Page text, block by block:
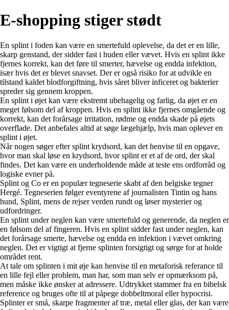
E-shopping stiger stødt
En splint i foden kan være en smertefuld oplevelse, da det er en lille,
skarp genstand, der sidder fast i huden eller vævet. Hvis en splint ikke
fjernes korrekt, kan det føre til smerter, hævelse og endda infektion,
især hvis det er blevet snavset. Der er også risiko for at udvikle en
tilstand kaldet blodforgiftning, hvis såret bliver inficeret og bakterier
spreder sig gennem kroppen.
En splint i øjet kan være ekstremt ubehagelig og farlig, da øjet er en
meget følsom del af kroppen. Hvis en splint ikke fjernes omgående og
korrekt, kan det forårsage irritation, rødme og endda skade på øjets
overflade. Det anbefales altid at søge lægehjælp, hvis man oplever en
splint i øjet.
Når nogen søger efter splint krydsord, kan det henvise til en opgave,
hvor man skal løse en krydsord, hvor splint er et af de ord, der skal
findes. Det kan være en underholdende måde at teste ens ordforråd og
logiske evner på.
Splint og Co er en populær tegneserie skabt af den belgiske tegner
Hergé. Tegneserien følger eventyrene af journalisten Tintin og hans
hund, Splint, mens de rejser verden rundt og løser mysterier og
udfordringer.
En splint under neglen kan være smertefuld og generende, da neglen er
en følsom del af fingeren. Hvis en splint sidder fast under neglen, kan
det forårsage smerte, hævelse og endda en infektion i vævet omkring
neglen. Det er vigtigt at fjerne splinten forsigtigt og sørge for at holde
området rent.
At tale om splinten i mit øje kan henvise til en metaforisk referance til
en lille fejl eller problem, man har, som man selv er opmærksom på,
men måske ikke ønsker at adressere. Udtrykket stammer fra en bibelsk
reference og bruges ofte til at påpege dobbeltmoral eller hypocrisi.
Splinter er små, skarpe fragmenter af træ, metal eller glas, der kan være